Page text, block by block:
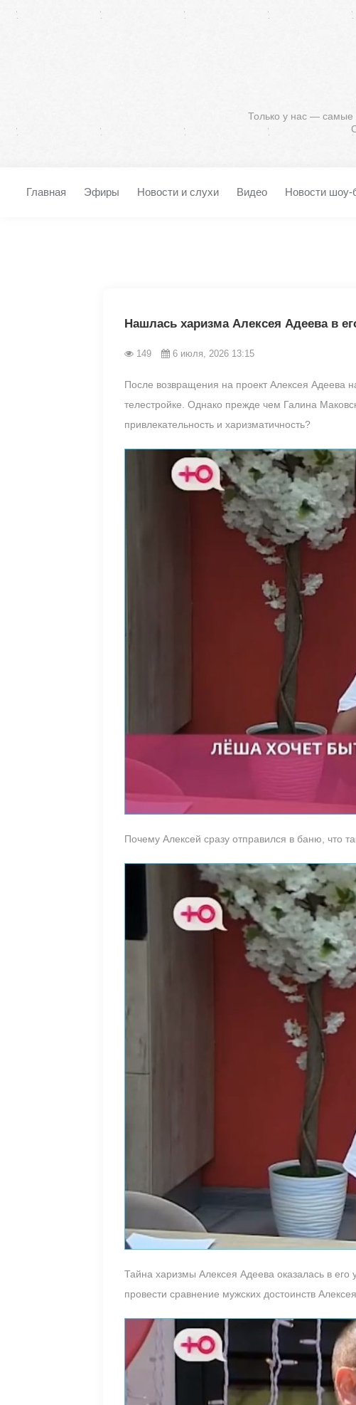
Только у нас — самые
Главная Эфиры Новости и слухи Видео Новости шоу-
Нашлась харизма Алексея Адеева в
149 6 июля, 2026 13:15
После возвращения на проект Алексея Адеева
телестройке. Однако прежде чем Галина
привлекательность и харизматичность?
Почему Алексей сразу отправился в баню, что
Тайна харизмы Алексея Адеева оказалась в
провести сравнение мужских достоинств